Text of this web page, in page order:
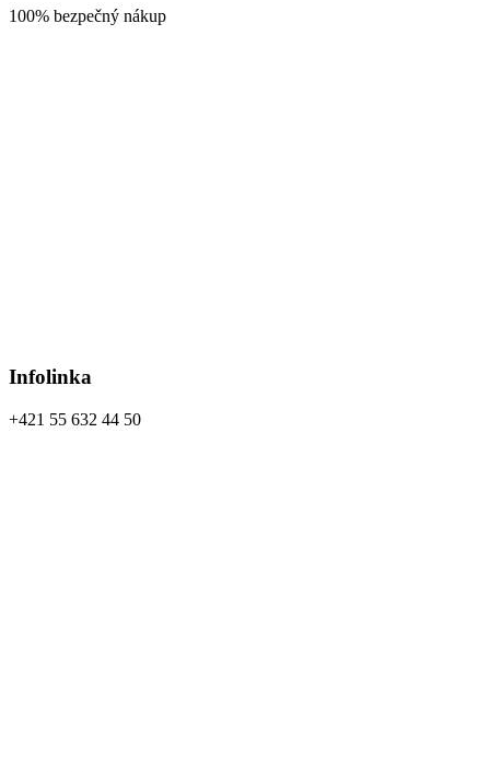
100% bezpečný nákup
Infolinka
+421 55 632 44 50